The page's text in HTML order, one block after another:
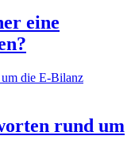
eine
rund um